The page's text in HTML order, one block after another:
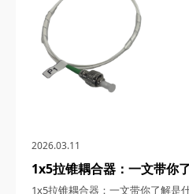
2026.03.11
1x5拉锥耦合器：一文带你
品在光纤放大器、光纤激光
1x5拉锥耦合器：一文带你了解是